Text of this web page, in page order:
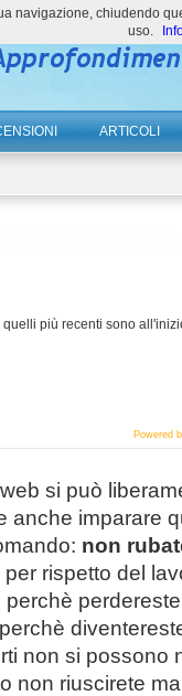
ARTICOLI
più recenti sono
Powered
si può
anche imparare
non
per rispetto del
perchè
perchè
non si possono
non riuscirete
navigazione, chiudendo
uso.